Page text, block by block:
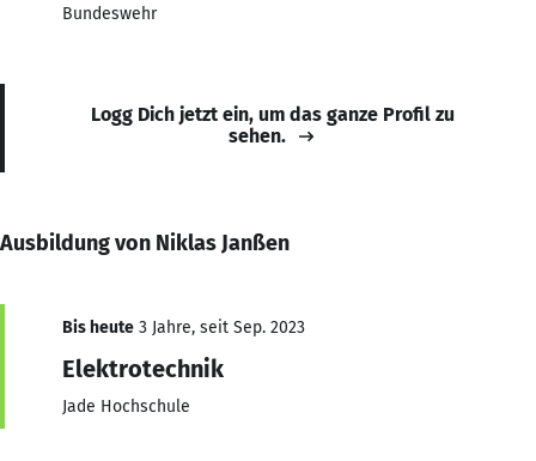
Bundeswehr
Logg Dich jetzt ein, um das ganze Profil zu
sehen.
Ausbildung von Niklas Janßen
Bis heute 3 Jahre, seit Sep. 2023
Elektrotechnik
Jade Hochschule